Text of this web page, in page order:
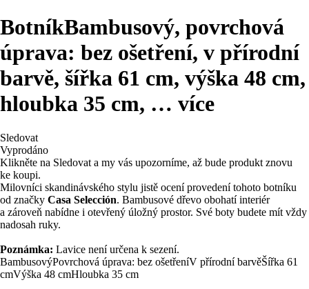
BotníkBambusový, povrchová
úprava: bez ošetření, v přírodní
barvě, šířka 61 cm, výška 48 cm,
hloubka 35 cm, … více
Sledovat
Vyprodáno
Klikněte na Sledovat a my vás upozorníme, až bude produkt znovu
ke koupi.
Milovníci skandinávského stylu jistě ocení provedení tohoto botníku
od značky Casa Selección. Bambusové dřevo obohatí interiér
a zároveň nabídne i otevřený úložný prostor. Své boty budete mít vždy
nadosah ruky.
Poznámka: Lavice není určena k sezení.
BambusovýPovrchová úprava: bez ošetřeníV přírodní barvěŠířka 61
cmVýška 48 cmHloubka 35 cm